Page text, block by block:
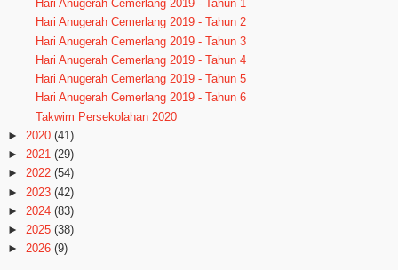
Hari Anugerah Cemerlang 2019 - Tahun 1
Hari Anugerah Cemerlang 2019 - Tahun 2
Hari Anugerah Cemerlang 2019 - Tahun 3
Hari Anugerah Cemerlang 2019 - Tahun 4
Hari Anugerah Cemerlang 2019 - Tahun 5
Hari Anugerah Cemerlang 2019 - Tahun 6
Takwim Persekolahan 2020
► 2020 (41)
► 2021 (29)
► 2022 (54)
► 2023 (42)
► 2024 (83)
► 2025 (38)
► 2026 (9)